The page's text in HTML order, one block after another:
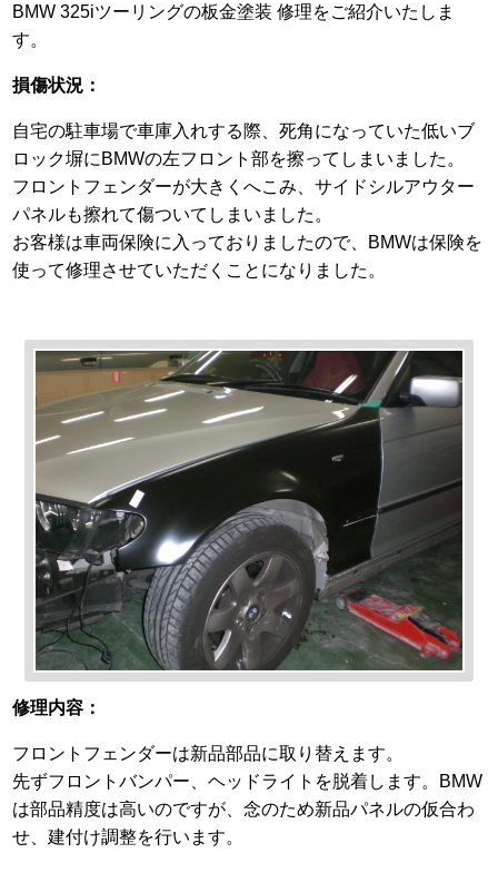
BMW 325iツーリングの板金塗装 修理をご紹介いたしま
す。
損傷状況：
自宅の駐車場で車庫入れする際、死角になっていた低いブ
ロック塀にBMWの左フロント部を擦ってしまいました。
フロントフェンダーが大きくへこみ、サイドシルアウター
パネルも擦れて傷ついてしまいました。
お客様は車両保険に入っておりましたので、BMWは保険を
使って修理させていただくことになりました。
修理内容：
フロントフェンダーは新品部品に取り替えます。
先ずフロントバンパー、ヘッドライトを脱着します。BMW
は部品精度は高いのですが、念のため新品パネルの仮合わ
せ、建付け調整を行います。